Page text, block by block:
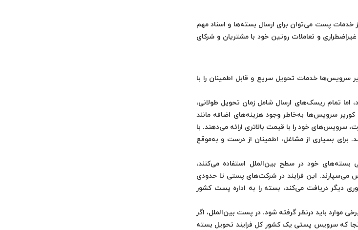
پست می‌توان برای ارسال بسته‌ها و اسناد مهم
و تعاملات روتین خود با مشتریان و شرکای
سرویس‌ها خدمات تحویل سریع و قابل اطمینان را با
تمام ریسک‌های ارسال شامل زمان تحویل طولانی،
سرویس‌ها به‌خاطر وجود هزینه‌های اضافه مانند
سرویس‌های خود را با قیمت بالاتری ارائه می‌دهند. با
برای بسیاری از مشاغل، اطمینان از درست و به‌موقع
بسته‌های خود در سطح بین‌الملل استفاده می‌کنند،
می‌سپارند. این فرایند در شرکت‌های پستی تا حدودی
دیگر دریافت می‌کند، بسته را به اداره پست کشور
موارد باید درنظر گرفته شود. در پست بین‌الملل، اگر
که سرویس پستی یک کشور کل فرایند تحویل بسته